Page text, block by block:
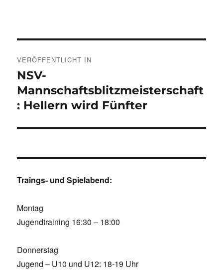
VERÖFFENTLICHT IN
NSV-
Mannschaftsblitzmeisterschaft
: Hellern wird Fünfter
Traings- und Spielabend:
Montag
Jugendtraining 16:30 – 18:00
Donnerstag
Jugend – U10 und U12: 18-19 Uhr